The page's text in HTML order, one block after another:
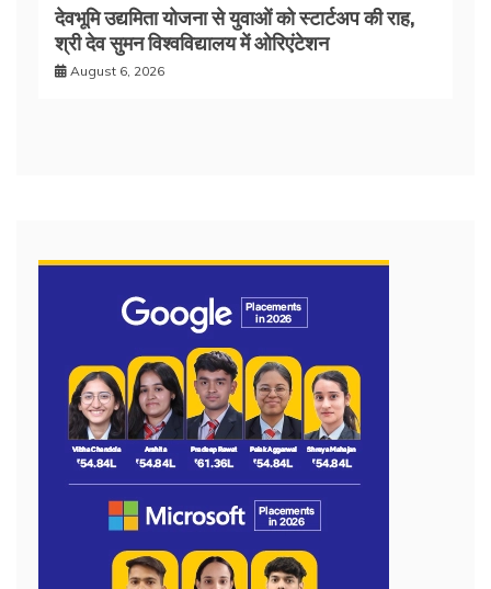
देवभूमि उद्यमिता योजना से युवाओं को स्टार्टअप की राह,
श्री देव सुमन विश्वविद्यालय में ओरिएंटेशन
August 6, 2026